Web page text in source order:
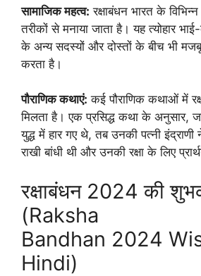
सामाजिक महत्व: रक्षाबंधन भारत के
तरीकों से मनाया जाता है। यह त्योहार
के अन्य सदस्यों और दोस्तों के बीच भी
करता है।
पौराणिक कथाएं: कई पौराणिक कथाओं में
मिलता है। एक प्रसिद्ध कथा के अनुसार,
युद्ध में हार गए थे, तब उनकी पत्नी
राखी बांधी थी और उनकी रक्षा के लिए
रक्षाबंधन 2024 की
(Raksha
Bandhan 2024
Hindi)